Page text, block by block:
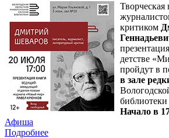
Творческая
критиком
детстве
пройдут в
в зале
Начало в
Афиша
Подробнее